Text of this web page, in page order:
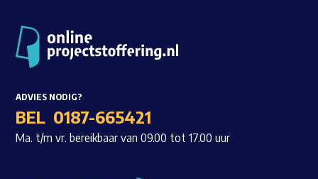
ADVIES NODIG?
BEL 0187-665421
Ma. t/m vr. bereikbaar van 09.00 tot 17.00 uur